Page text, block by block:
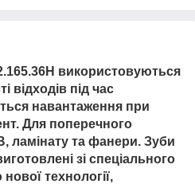
використовуються
відходів під час
навантаження при
Для поперечного
ламінату та фанери. Зуби
зі спеціального
технології,